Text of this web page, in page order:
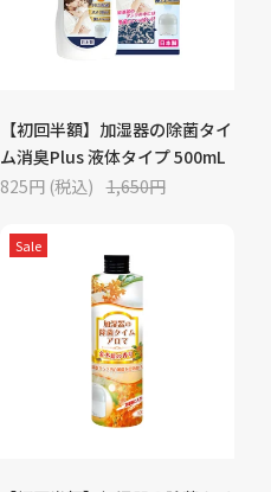
【初回半額】加湿器の除菌タイ
ム消臭Plus 液体タイプ 500mL
825円 (税込) 1,650円
Sale